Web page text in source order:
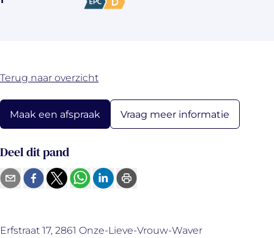
Terug naar overzicht
Maak een afspraak Vraag meer informatie
Deel dit pand
Erfstraat 17, 2861 Onze-Lieve-Vrouw-Waver